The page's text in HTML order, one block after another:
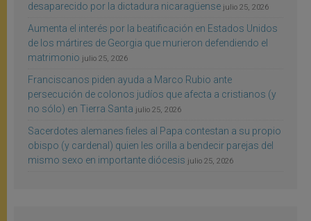
desaparecido por la dictadura nicaragüense julio 25, 2026
Aumenta el interés por la beatificación en Estados Unidos
de los mártires de Georgia que murieron defendiendo el
matrimonio julio 25, 2026
Franciscanos piden ayuda a Marco Rubio ante
persecución de colonos judíos que afecta a cristianos (y
no sólo) en Tierra Santa julio 25, 2026
Sacerdotes alemanes fieles al Papa contestan a su propio
obispo (y cardenal) quien les orilla a bendecir parejas del
mismo sexo en importante diócesis julio 25, 2026